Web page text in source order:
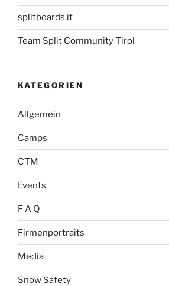
splitboards.it
Team Split Community Tirol
KATEGORIEN
Allgemein
Camps
CTM
Events
F A Q
Firmenportraits
Media
Snow Safety